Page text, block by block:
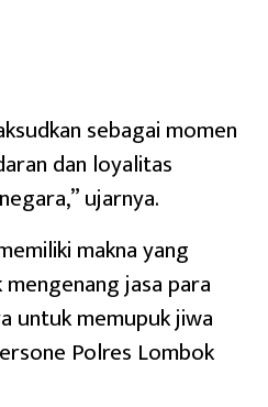
sebagai momen
dan loyalitas
ujarnya.
makna yang
jasa para
untuk memupuk jiwa
Polres Lombok